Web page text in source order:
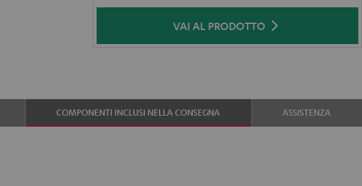
VAI AL PRODOTTO
COMPONENTI INCLUSI NELLA CONSEGNA ASSISTENZA